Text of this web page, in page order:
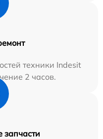
техники Indesit
2 часов.
запчасти